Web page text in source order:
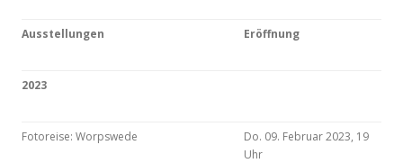
Ausstellungen Eröffnung
2023
Fotoreise: Worpswede
Do. 09. Februar 2023, 19
Uhr